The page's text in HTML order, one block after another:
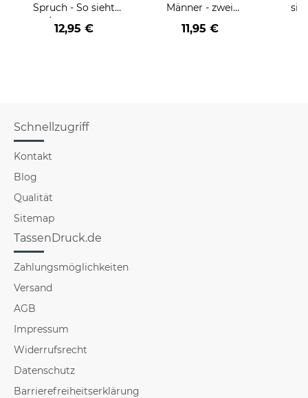
Spruch - So sieht
der/die beste - Ihr
Beruf - aus
12,95 €
Männer - zwei
Farbvarianten
11,95 €
Schnellzugriff
Kontakt
Blog
Qualität
Sitemap
TassenDruck.de
Zahlungsmöglichkeiten
Versand
AGB
Impressum
Widerrufsrecht
Datenschutz
Barrierefreiheitserklärung